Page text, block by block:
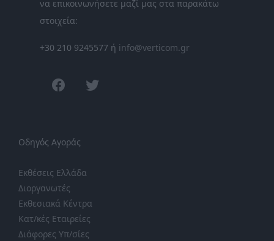
να επικοινωνήσετε μαζί μας στα παρακάτω
στοιχεία:
+30 210 9245577 ή info@verticom.gr
facebook
Οδηγός Αγοράς
Εκθέσεις Ελλάδα
Διοργανωτές
Εκθεσιακά Κέντρα
Κατ/κές Εταιρείες
Διάφορες Υπ/σίες